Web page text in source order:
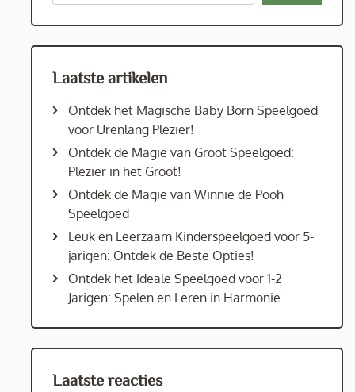
Laatste artikelen
Ontdek het Magische Baby Born Speelgoed
voor Urenlang Plezier!
Ontdek de Magie van Groot Speelgoed:
Plezier in het Groot!
Ontdek de Magie van Winnie de Pooh
Speelgoed
Leuk en Leerzaam Kinderspeelgoed voor 5-
jarigen: Ontdek de Beste Opties!
Ontdek het Ideale Speelgoed voor 1-2
Jarigen: Spelen en Leren in Harmonie
Laatste reacties